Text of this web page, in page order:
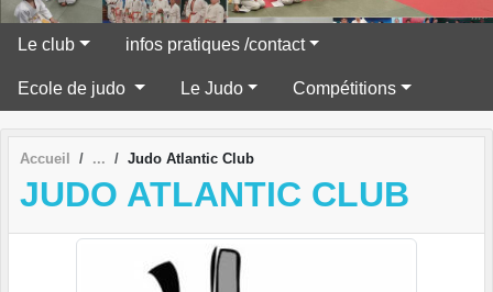
Le club infos pratiques /contact
Ecole de judo Le Judo Compétitions
Accueil Judo Atlantic Club
JUDO ATLANTIC CLUB